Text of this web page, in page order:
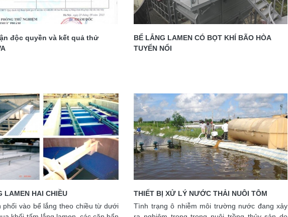
độc quyền và kết quả thử
BỂ LẮNG LAMEN CÓ BỌT KHÍ BÃO HÒA
TUYỂN NỔI
LAMEN HAI CHIỀU
phối vào bể lắng theo chiều từ dưới
THIẾT BỊ XỬ LÝ NƯỚC THẢI NUÔI TÔM
Tình trạng ô nhiễm môi trường nước đang xảy